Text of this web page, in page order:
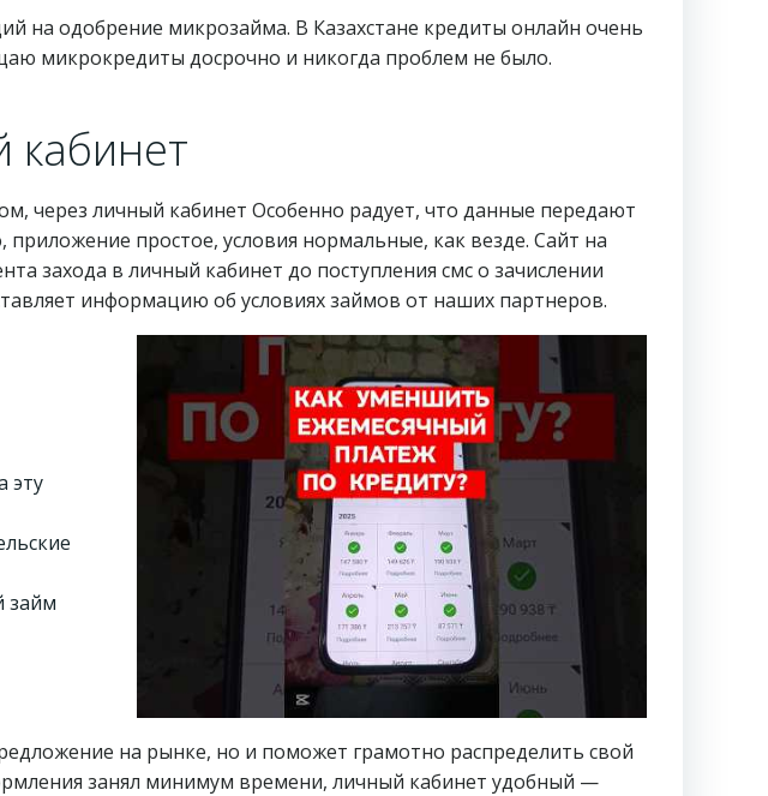
на одобрение микрозайма. В Казахстане кредиты онлайн очень
микрокредиты досрочно и никогда проблем не было.
кабинет
через личный кабинет Особенно радует, что данные передают
простое, условия нормальные, как везде. Сайт на
захода в личный кабинет до поступления смс о зачислении
информацию об условиях займов от наших партнеров.
эту
займ
на рынке, но и поможет грамотно распределить свой
занял минимум времени, личный кабинет удобный —